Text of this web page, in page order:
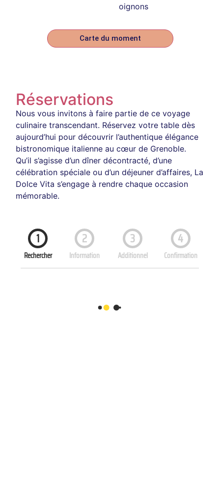
oignons
Carte du moment
Réservations
Nous vous invitons à faire partie de ce voyage
culinaire transcendant. Réservez votre table dès
aujourd’hui pour découvrir l’authentique élégance
bistronomique italienne au cœur de Grenoble.
Qu’il s’agisse d’un dîner décontracté, d’une
célébration spéciale ou d’un déjeuner d’affaires, La
Dolce Vita s’engage à rendre chaque occasion
mémorable.